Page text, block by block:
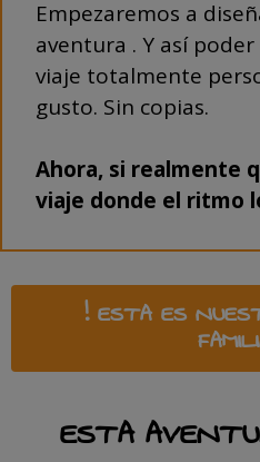
Empezaremos a
aventura . Y así
viaje totalmente
gusto. Sin copias.
Ahora, si realmente
viaje donde el ritmo
! ESTA ES
ESTA